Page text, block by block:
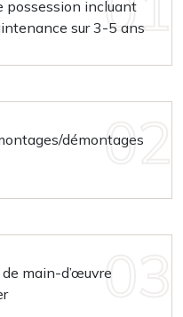
possession incluant
sur 3-5 ans
démontages
main-d’œuvre